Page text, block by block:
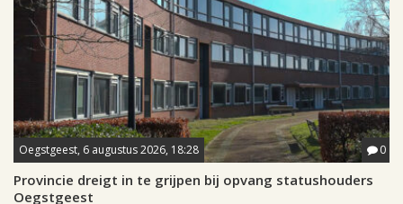
Oegstgeest, 6 augustus 2026, 18:28 0
Provincie dreigt in te grijpen bij opvang statushouders
Oegstgeest